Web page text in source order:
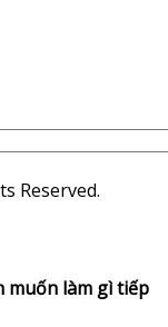
Reserved.
muốn làm gì tiếp